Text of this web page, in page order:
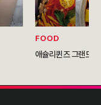
FOOD
애슐리퀸즈 그랜드